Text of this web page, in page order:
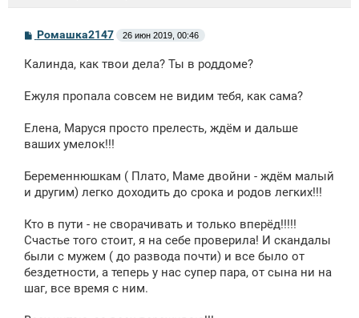
С
о
б
н
Ромашка2147 26 июн 2019, 00:46
Калинда, как твои дела? Ты в роддоме?
Ежуля пропала совсем не видим тебя, как сама?
Елена, Маруся просто прелесть, ждём и дальше
ваших умелок!!!
Беременнюшкам ( Плато, Маме двойни - ждём малый
и другим) легко доходить до срока и родов легких!!!
Кто в пути - не сворачивать и только вперёд!!!!!
Счастье того стоит, я на себе проверила! И скандалы
были с мужем ( до развода почти) и все было от
бездетности, а теперь у нас супер пара, от сына ни на
шаг, все время с ним.